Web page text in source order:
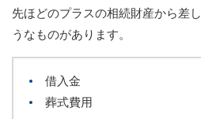
先ほどのプラスの相続財産から差
うなものがあります。
借入金
葬式費用